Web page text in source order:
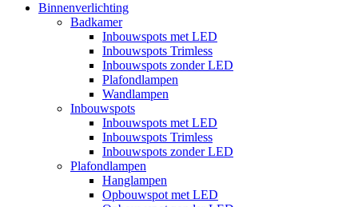
Binnenverlichting
Badkamer
Inbouwspots met LED
Inbouwspots Trimless
Inbouwspots zonder LED
Plafondlampen
Wandlampen
Inbouwspots
Inbouwspots met LED
Inbouwspots Trimless
Inbouwspots zonder LED
Plafondlampen
Hanglampen
Opbouwspot met LED